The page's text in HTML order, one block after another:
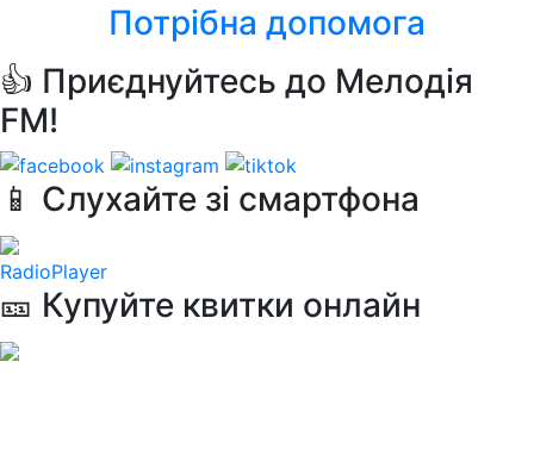
Потрібна допомога
👍 Приєднуйтесь до Мелодія
FM!
📱 Слухайте зі смартфона
RadioPlayer
🎫 Купуйте квитки онлайн